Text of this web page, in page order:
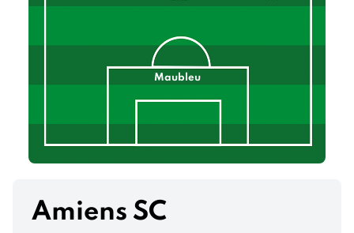
Maubleu
Amiens SC